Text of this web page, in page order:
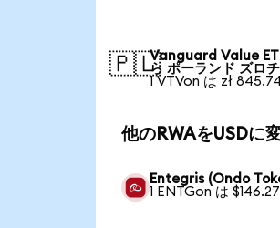
🇵🇱Vanguard Value
ら ポーランド ズロチ
1 VTVon は zł
他のRWAをUSDに
Entegris (Ondo
1 ENTGon は